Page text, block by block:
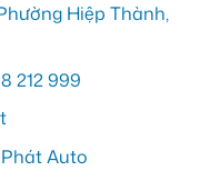
Hiệp Thành,
212 999
Auto